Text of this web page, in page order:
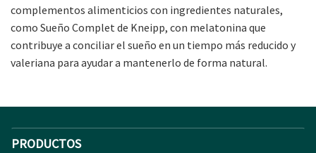
complementos alimenticios con ingredientes naturales,
como Sueño Complet de Kneipp, con melatonina que
contribuye a conciliar el sueño en un tiempo más reducido y
valeriana para ayudar a mantenerlo de forma natural.
PRODUCTOS